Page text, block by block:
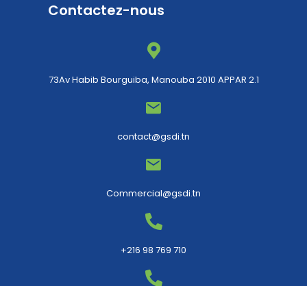
Contactez-nous
73Av Habib Bourguiba, Manouba 2010 APPAR 2.1
contact@gsdi.tn
Commercial@gsdi.tn
+216 98 769 710